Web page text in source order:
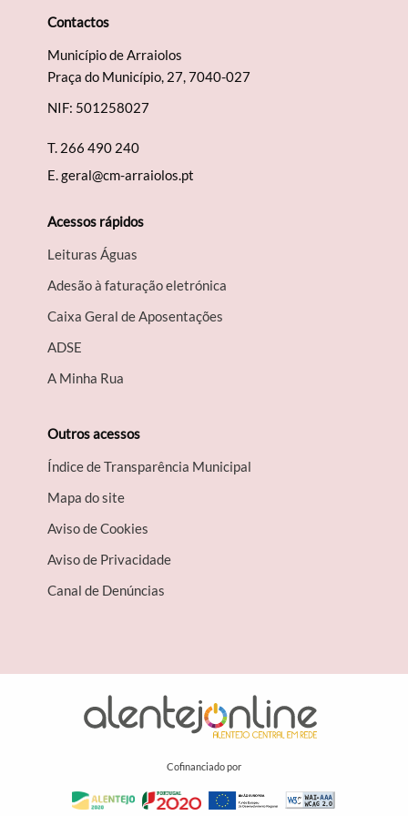
Contactos
Município de Arraiolos
Praça do Município, 27, 7040-027
NIF: 501258027
T. 266 490 240
E.geral@cm-arraiolos.pt
Acessos rápidos
Leituras Águas
Adesão à faturação eletrónica
Caixa Geral de Aposentações
A​DSE
A Minha Rua
Outros acessos
Índice de Transparência Municipal
Mapa do site
Aviso de Cookies
Aviso de Privacidade
Canal de Denúncias
Cofinanciado por